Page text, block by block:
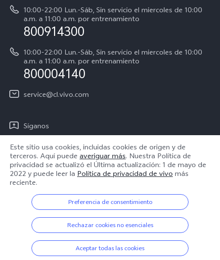
Y31 5G
Manual del usuario
Servicio de Agendamiento
Instrucciones de la garantía de vivo
Acerca de nosotros
Avisos legales
Centro de privacidad de vivo
10:00-22:00 Lun.-Sáb, Sin servicio el miercoles de 10:00
a.m. a 11:00 a.m. por entrenamiento
800914300
10:00-22:00 Lun.-Sáb, Sin servicio el miercoles de 10:00
a.m. a 11:00 a.m. por entrenamiento
800004140
service@cl.vivo.com
Síganos
Chile | Seleccione país/región
© 2026 vivo Mobile Communication Co., Ltd. Todos los derechos
reservados.
Configuración de cookies
Este sitio usa cookies, incluidas cookies de origen y de
terceros. Aquí puede averiguar más. Nuestra Política de
privacidad se actualizó el Última actualización: 1 de mayo de
2022 y puede leer la Política de privacidad de vivo más
reciente.
Preferencia de consentimiento
Rechazar cookies no esenciales
Aceptar todas las cookies